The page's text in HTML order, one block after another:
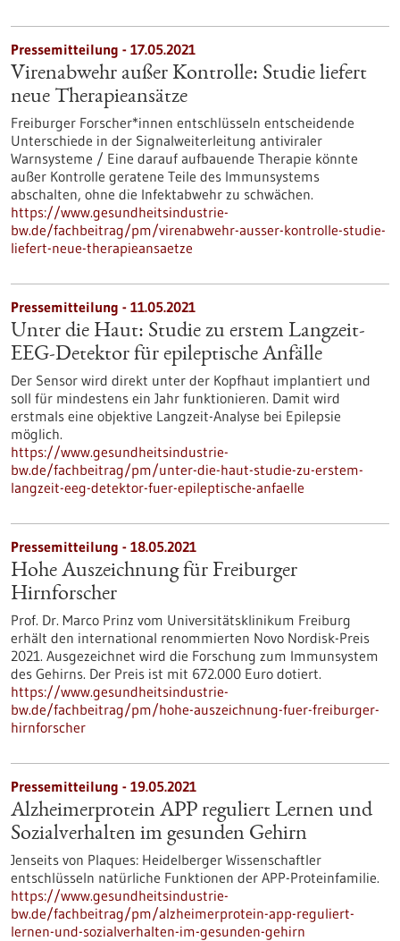
Pressemitteilung - 17.05.2021
Virenabwehr außer Kontrolle: Studie liefert
neue Therapieansätze
Freiburger Forscher*innen entschlüsseln entscheidende
Unterschiede in der Signalweiterleitung antiviraler
Warnsysteme / Eine darauf aufbauende Therapie könnte
außer Kontrolle geratene Teile des Immunsystems
abschalten, ohne die Infektabwehr zu schwächen.
https://www.gesundheitsindustrie-
bw.de/fachbeitrag/pm/virenabwehr-ausser-kontrolle-studie-
liefert-neue-therapieansaetze
Pressemitteilung - 11.05.2021
Unter die Haut: Studie zu erstem Langzeit-
EEG-Detektor für epileptische Anfälle
Der Sensor wird direkt unter der Kopfhaut implantiert und
soll für mindestens ein Jahr funktionieren. Damit wird
erstmals eine objektive Langzeit-Analyse bei Epilepsie
möglich.
https://www.gesundheitsindustrie-
bw.de/fachbeitrag/pm/unter-die-haut-studie-zu-erstem-
langzeit-eeg-detektor-fuer-epileptische-anfaelle
Pressemitteilung - 18.05.2021
Hohe Auszeichnung für Freiburger
Hirnforscher
Prof. Dr. Marco Prinz vom Universitätsklinikum Freiburg
erhält den international renommierten Novo Nordisk-Preis
2021. Ausgezeichnet wird die Forschung zum Immunsystem
des Gehirns. Der Preis ist mit 672.000 Euro dotiert.
https://www.gesundheitsindustrie-
bw.de/fachbeitrag/pm/hohe-auszeichnung-fuer-freiburger-
hirnforscher
Pressemitteilung - 19.05.2021
Alzheimerprotein APP reguliert Lernen und
Sozialverhalten im gesunden Gehirn
Jenseits von Plaques: Heidelberger Wissenschaftler
entschlüsseln natürliche Funktionen der APP-Proteinfamilie.
https://www.gesundheitsindustrie-
bw.de/fachbeitrag/pm/alzheimerprotein-app-reguliert-
lernen-und-sozialverhalten-im-gesunden-gehirn